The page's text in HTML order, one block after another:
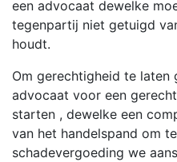
een advocaat dewelke
tegenpartij niet getuigd
houdt.
Om gerechtigheid te laten
advocaat voor een
starten , dewelke een
van het handelspand om
schadevergoeding we